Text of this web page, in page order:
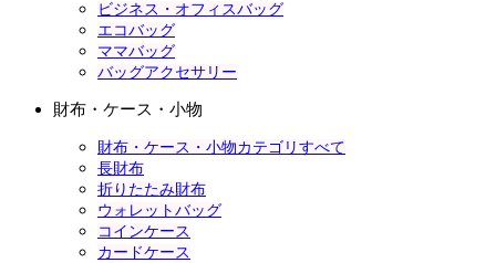
ビジネス・オフィスバッグ
エコバッグ
ママバッグ
バッグアクセサリー
財布・ケース・小物
財布・ケース・小物カテゴリすべて
長財布
折りたたみ財布
ウォレットバッグ
コインケース
カードケース